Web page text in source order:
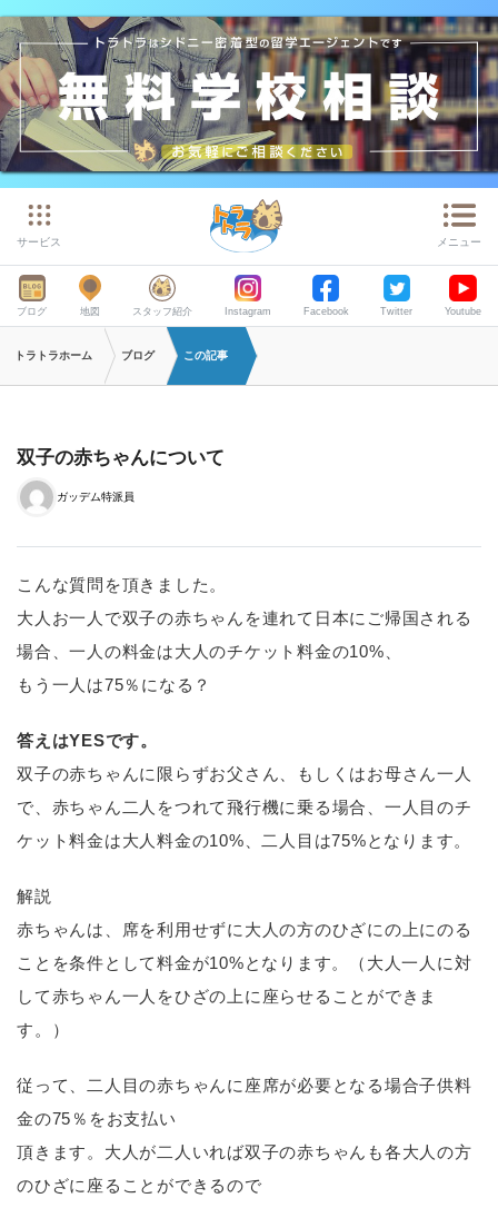
サービス メニュー
ブログ 地図 スタッフ紹介 Instagram Facebook Twitter Youtube
トラトラホーム ブログ この記事
双子の赤ちゃんについて
ガッデム特派員
こんな質問を頂きました。
大人お一人で双子の赤ちゃんを連れて日本にご帰国される
場合、一人の料金は大人のチケット料金の10%、
もう一人は75％になる？
答えはYESです。
双子の赤ちゃんに限らずお父さん、もしくはお母さん一人
で、赤ちゃん二人をつれて飛行機に乗る場合、一人目のチ
ケット料金は大人料金の10%、二人目は75%となります。
解説
赤ちゃんは、席を利用せずに大人の方のひざにの上にのる
ことを条件として料金が10%となります。（大人一人に対
して赤ちゃん一人をひざの上に座らせることができま
す。）
従って、二人目の赤ちゃんに座席が必要となる場合子供料
金の75％をお支払い
頂きます。大人が二人いれば双子の赤ちゃんも各大人の方
のひざに座ることができるので